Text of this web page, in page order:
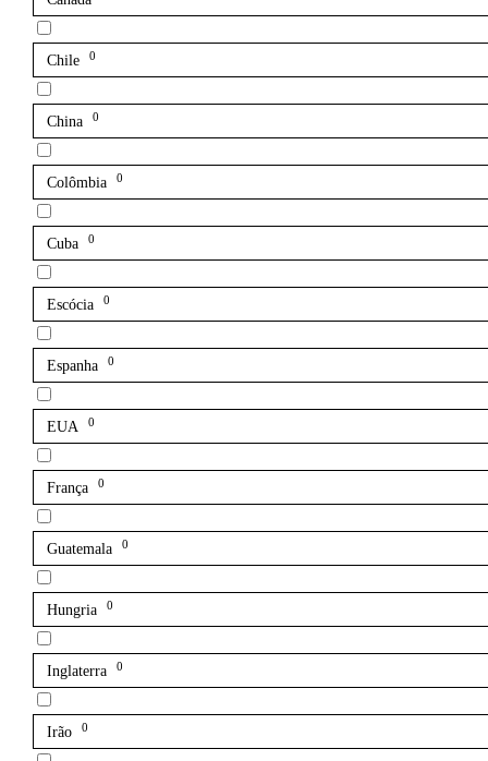
Chile 0
China 0
Colômbia 0
Cuba 0
Escócia 0
Espanha 0
EUA 0
França 0
Guatemala 0
Hungria 0
Inglaterra 0
Irão 0